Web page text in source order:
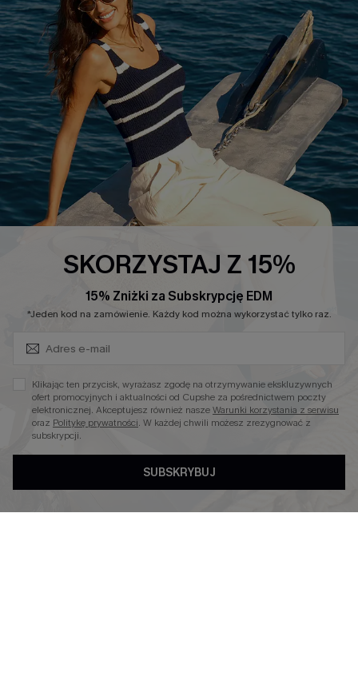
O NAS
Opinie Klientów
Polityka Prywatności
Warunki & Zasady
Łańcuch Dostaw Cupshe
20% Zniżki na SMS
Informacje o Wysyłce
Jak Śledzić
Polityka Zwrotów
Rozpocznij Zwrot
Informacje o Rozmiarach
FAQS
Kontakt z Nami
Modne Sukienki
Kontroli Brzucha
Wysokim Stanem
4.3
SKORZYSTAJ Z 15%
15% Zniżki za Subskrypcję EDM
*Jeden kod na zamówienie. Każdy kod można wykorzystać tylko raz.
Klikając ten przycisk, wyrażasz zgodę na otrzymywanie ekskluzywnych
ofert promocyjnych i aktualności od Cupshe za pośrednictwem poczty
elektronicznej. Akceptujesz również naszeWarunki korzystania z serwisu
oraz Politykę prywatności. W każdej chwili możesz zrezygnować z
subskrypcji.
SUBSKRYBUJ